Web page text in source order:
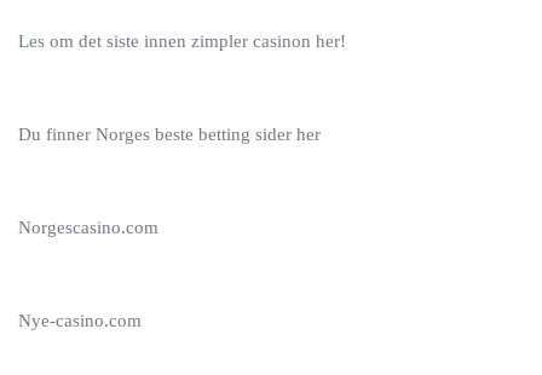
Les om det siste innen zimpler casinon her!
Du finner Norges beste betting sider her
Norgescasino.com
Nye-casino.com